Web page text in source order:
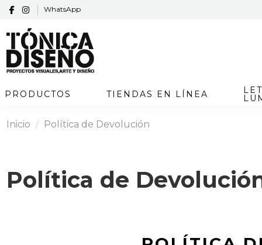
WhatsApp
PRODUCTOS TIENDAS EN LÍNEA
Inicio Política de Devolución
Política de